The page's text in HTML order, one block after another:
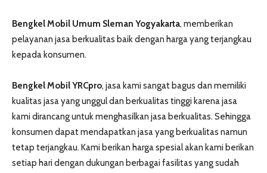
Bengkel Mobil Umum Sleman Yogyakarta, memberikan
pelayanan jasa berkualitas baik dengan harga yang terjangkau
kepada konsumen.
Bengkel Mobil YRCpro, jasa kami sangat bagus dan memiliki
kualitas jasa yang unggul dan berkualitas tinggi karena jasa
kami dirancang untuk menghasilkan jasa berkualitas. Sehingga
konsumen dapat mendapatkan jasa yang berkualitas namun
tetap terjangkau. Kami berikan harga spesial akan kami berikan
setiap hari dengan dukungan berbagai fasilitas yang sudah